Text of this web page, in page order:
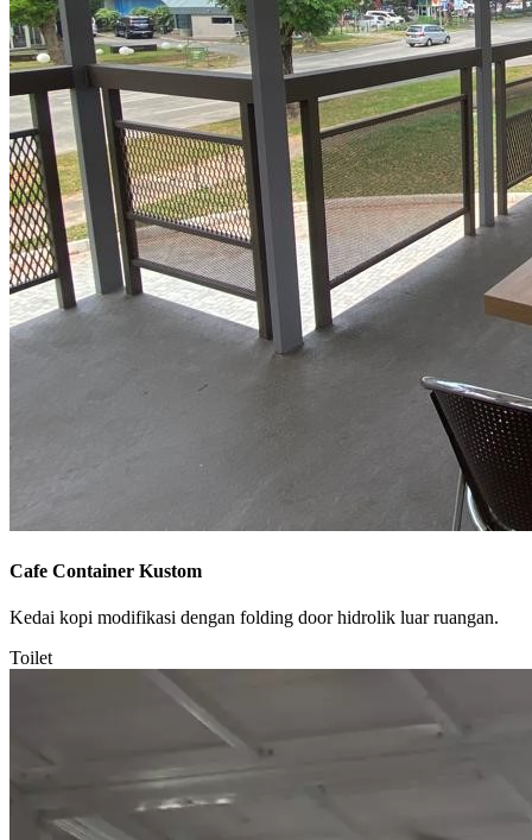
Cafe Container Kustom
Kedai kopi modifikasi dengan folding door hidrolik luar ruangan.
Toilet